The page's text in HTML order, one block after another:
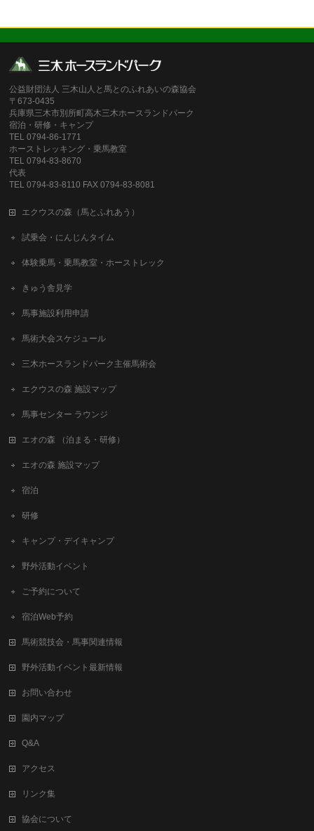
公益財団法人 三木山人と馬とのふれあいの森協会
〒673-0435
兵庫県三木市別所町高木三木ホースランドパーク
宿泊・研修・キャンプ
TEL 0794-86-1771
ホーストレッキング・乗馬教室
TEL 0794-83-8670
代表
TEL 0794-83-8110 FAX 0794-83-8081
エクウスの森（馬とふれあう）
試乗会・にんじんタイム
体験乗馬・乗馬教室・ホーストレック
きゅう舎見学
馬事施設利用申請
馬術大会スケジュール
三木ホースランドパーク主催馬術会
エクウスの森 施設マップ
馬事センター ラウンジ
エオの森 （泊まる・研修）
エオの森 施設マップ
宿泊
研修
キャンプ・デイキャンプ
野外活動イベント
ご予約について
宿泊Web予約
馬術競技会・馬事関連情報
野外活動イベント最新情報
お問い合わせ
園内マップ
Q&A
アクセス
リンク集
協会について